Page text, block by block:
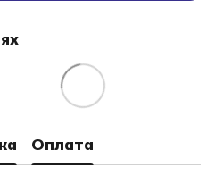
Оплата